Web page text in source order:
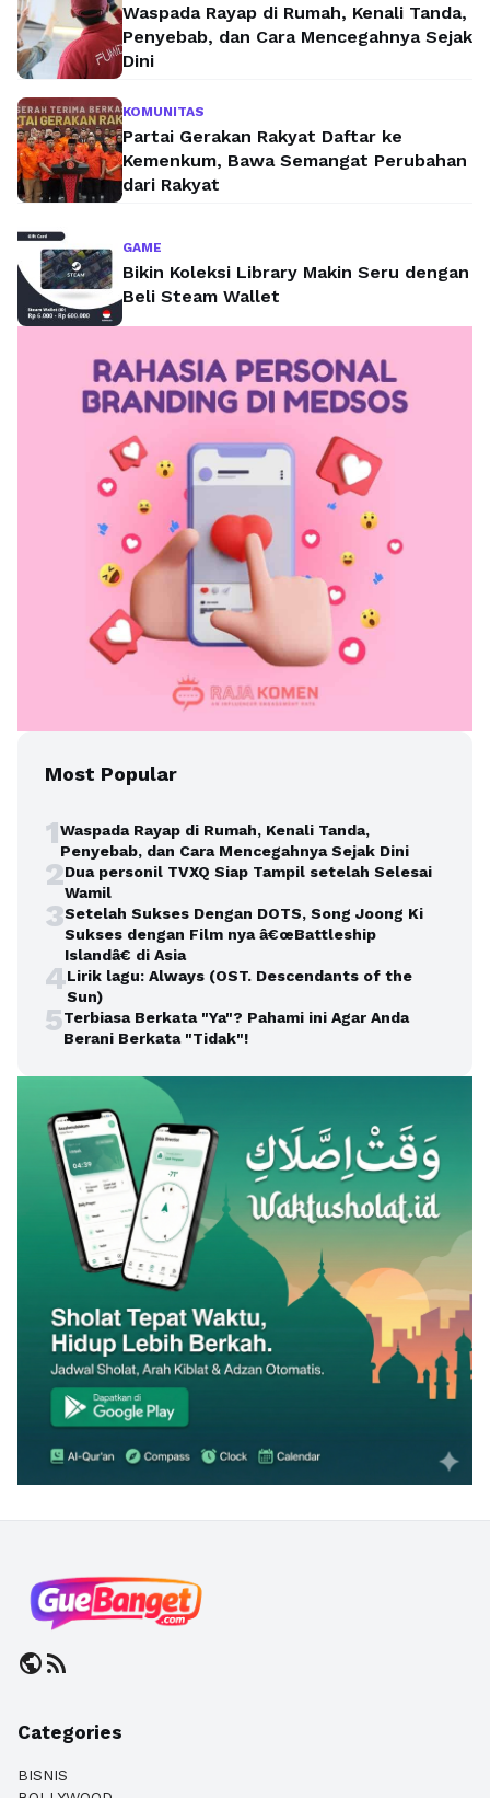
Waspada Rayap di Rumah, Kenali Tanda,
Penyebab, dan Cara Mencegahnya Sejak
Dini
KOMUNITAS
Partai Gerakan Rakyat Daftar ke
Kemenkum, Bawa Semangat Perubahan
dari Rakyat
GAME
Bikin Koleksi Library Makin Seru dengan
Beli Steam Wallet
Most Popular
1Waspada Rayap di Rumah, Kenali Tanda,
Penyebab, dan Cara Mencegahnya Sejak Dini
2Dua personil TVXQ Siap Tampil setelah Selesai
Wamil
3Setelah Sukses Dengan DOTS, Song Joong Ki
Sukses dengan Film nya â€œBattleship
Islandâ€ di Asia
4Lirik lagu: Always (OST. Descendants of the
Sun)
5Terbiasa Berkata "Ya"? Pahami ini Agar Anda
Berani Berkata "Tidak"!
publicrss_feed
Categories
BISNIS